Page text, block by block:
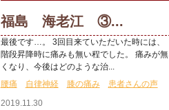
福島 海老江 ③...
最後です…。 3回目来ていただいた時には、
階段昇降時に痛みも無い程でした。 痛みが無
くなり、今後はどのような治...
腰痛
自律神経 膝の痛み
患者さんの声
2019.11.30